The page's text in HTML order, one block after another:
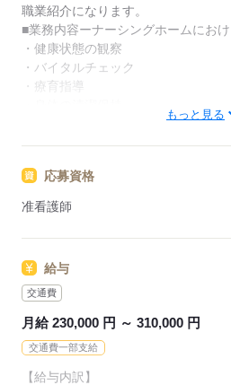
履歴書作成のアドバイスや面接
お給料、お休み、入職時期の交
【もちろん無料】
費用は一切かかりません。
職業紹介になります。
■業務内容ーナーシングホームにお
・健康状態の観察
・バイタルチェック
・療育指導
・コール対応、食事介助、排泄介助
施設に入居している方のお部屋への
す。
◎残業ほぼなし！
ができます。
◎提携保育園の利用が可能です。
◎単身用・世帯用それぞれ職員寮が
転居をお考えの方にもおすすめの求
もっと見る
応募資格
准看護師
給与
交通費
月給 230,000 円 ～ 310,000 円
交通費一部支給
【給与内訳】